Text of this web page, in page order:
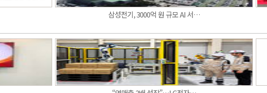
삼성전기, 3000억 원 규모 AI 서…